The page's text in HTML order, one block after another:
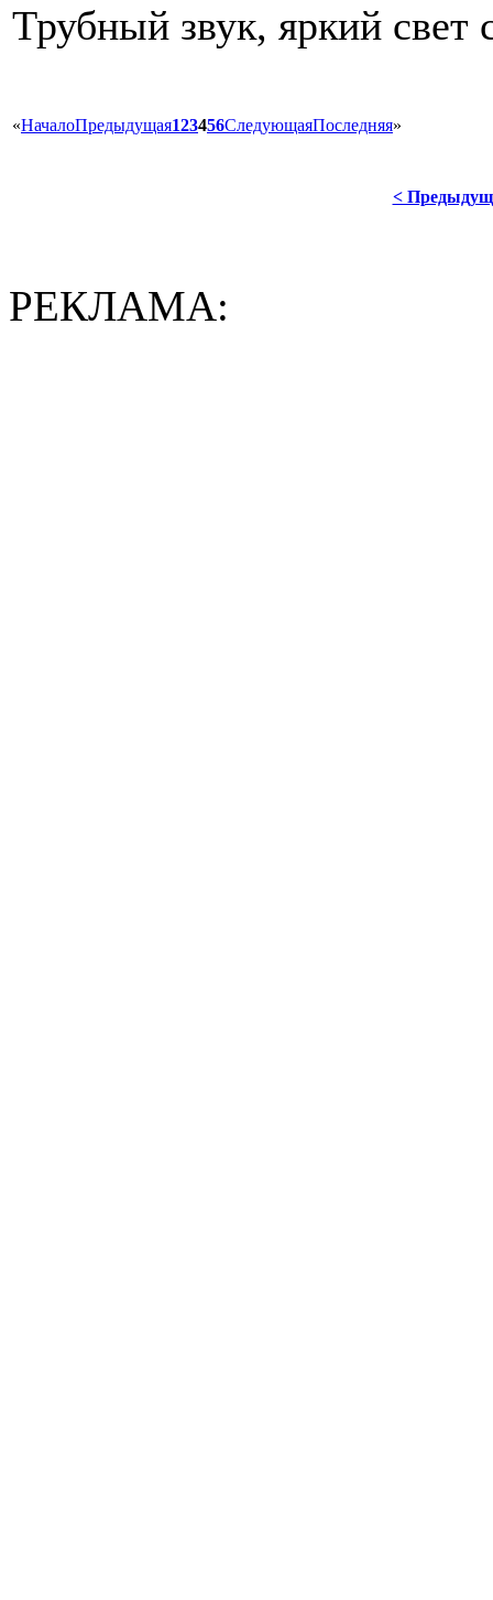
Трубный звук, яркий свет
«НачалоПредыдущая123456СледующаяПоследняя»
<
РЕКЛАМА: